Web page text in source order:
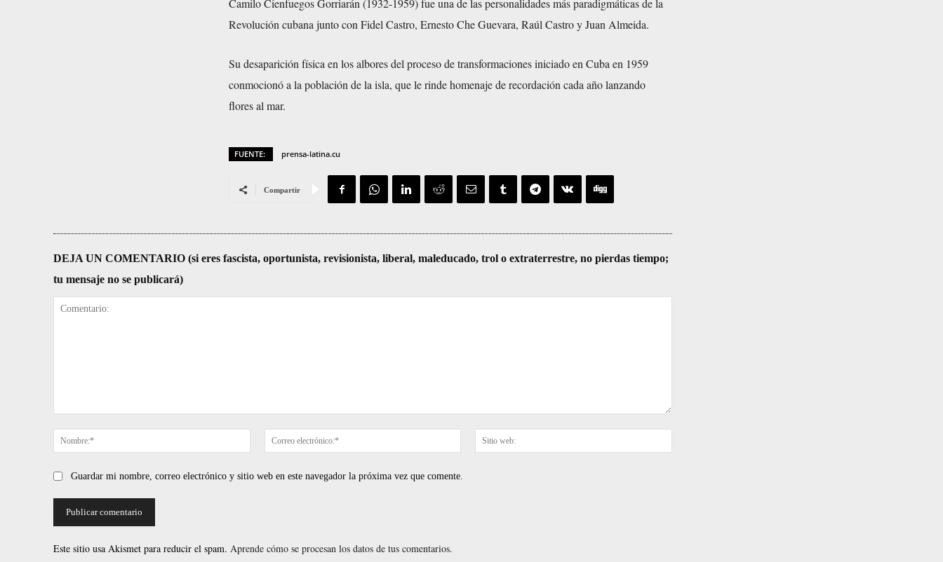
Camilo Cienfuegos Gorriarán (1932-1959) fue una de las personalidades más paradigmáticas de la
Revolución cubana junto con Fidel Castro, Ernesto Che Guevara, Raúl Castro y Juan Almeida.
Su desaparición física en los albores del proceso de transformaciones iniciado en Cuba en 1959
conmocionó a la población de la isla, que le rinde homenaje de recordación cada año lanzando
flores al mar.
FUENTE: prensa-latina.cu
Compartir
DEJA UN COMENTARIO (si eres fascista, oportunista, revisionista, liberal, maleducado, trol o extraterrestre, no pierdas tiempo;
tu mensaje no se publicará)
Nombre:*
Correo
electrónico:*
web:
Guardar mi nombre, correo electrónico y sitio web en este navegador la próxima vez que comente.
Este sitio usa Akismet para reducir el spam. Aprende cómo se procesan los datos de tus comentarios.